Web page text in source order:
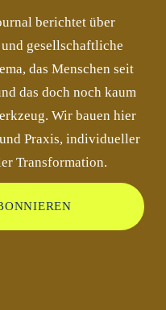
gesellschaftliche
das Menschen seit
das doch noch kaum
Wir bauen hier
Praxis, individueller
Transformation.